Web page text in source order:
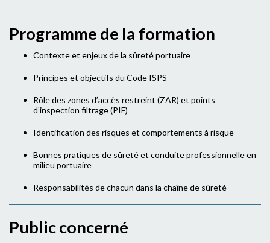
Programme de la formation
Contexte et enjeux de la sûreté portuaire
Principes et objectifs du Code ISPS
Rôle des zones d’accès restreint (ZAR) et points
d’inspection filtrage (PIF)
Identification des risques et comportements à risque
Bonnes pratiques de sûreté et conduite professionnelle en
milieu portuaire
Responsabilités de chacun dans la chaîne de sûreté
Public concerné